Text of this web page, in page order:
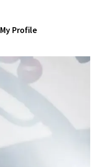
My Profile